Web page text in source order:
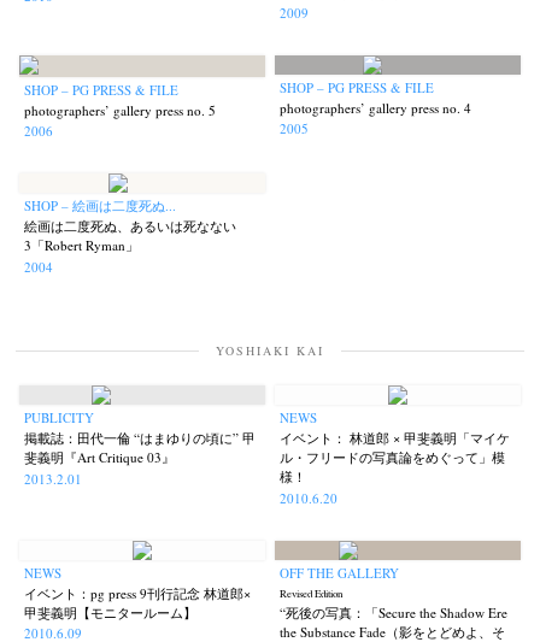
2009
SHOP – PG PRESS & FILE
photographers’ gallery press no. 5
2006
SHOP – PG PRESS & FILE
photographers’ gallery press no. 4
2005
SHOP – 絵画は二度死ぬ...
絵画は二度死ぬ、あるいは死なない
3「Robert Ryman」
2004
YOSHIAKI KAI
PUBLICITY
掲載誌：田代一倫 “はまゆりの頃に” 甲
斐義明『Art Critique 03』
2013.2.01
NEWS
イベント： 林道郎 × 甲斐義明「マイケ
ル・フリードの写真論をめぐって」模
様！
2010.6.20
NEWS
イベント：pg press 9刊行記念 林道郎×
甲斐義明【モニタールーム】
2010.6.09
OFF THE GALLERY
Revised Edition
“死後の写真：「Secure the Shadow Ere
the Substance Fade（影をとどめよ、そ